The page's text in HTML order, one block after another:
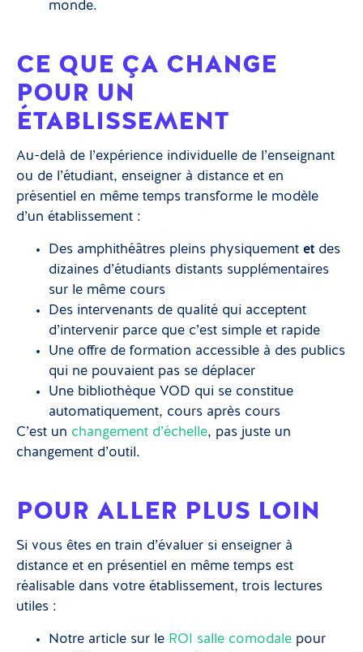
monde.
CE QUE ÇA CHANGE
POUR UN
ÉTABLISSEMENT
Au-delà de l’expérience individuelle de l’enseignant
ou de l’étudiant, enseigner à distance et en
présentiel en même temps transforme le modèle
d’un établissement :
Des amphithéâtres pleins physiquement etdes
dizaines d’étudiants distants supplémentaires
sur le même cours
Des intervenants de qualité qui acceptent
d’intervenir parce que c’est simple et rapide
Une offre de formation accessible à des publics
qui ne pouvaient pas se déplacer
Une bibliothèque VOD qui se constitue
automatiquement, cours après cours
C’est un changement d’échelle, pas juste un
changement d’outil.
POUR ALLER PLUS LOIN
Si vous êtes en train d’évaluer si enseigner à
distance et en présentiel en même temps est
réalisable dans votre établissement, trois lectures
utiles :
Notre article sur le ROI salle comodale pour